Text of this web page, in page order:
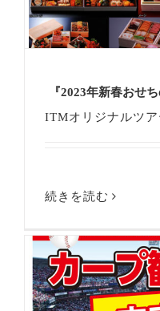
『2023年新春おせ
ITMオリジナルツア
続きを読む